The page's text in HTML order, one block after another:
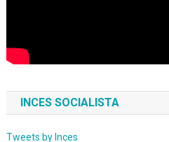
INCES SOCIALISTA
Tweets by Inces